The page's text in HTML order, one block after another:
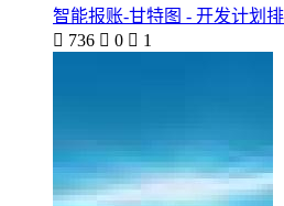
智能报账-甘特图 - 开发计划
 736  0  1